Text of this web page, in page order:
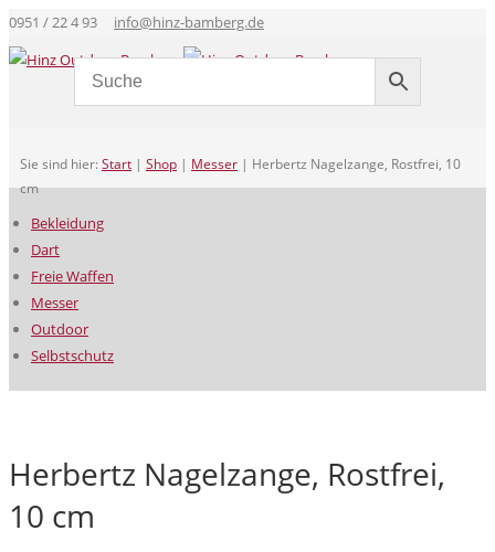
0951 / 22 4 93 info@hinz-bamberg.de
Sie sind hier: Start | Shop | Messer | Herbertz Nagelzange, Rostfrei, 10
cm
Bekleidung
Dart
Freie Waffen
Messer
Outdoor
Selbstschutz
Herbertz Nagelzange, Rostfrei,
10 cm